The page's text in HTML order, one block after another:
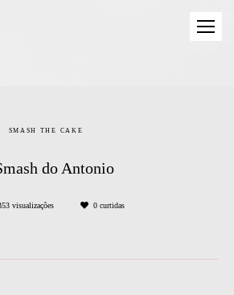
SMASH THE CAKE
do Antonio
visualizações 0curtidas